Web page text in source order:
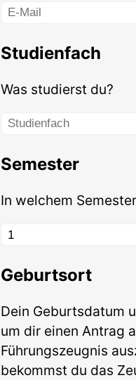
Studienfach
Was studierst du?
Semester
In welchem
Geburtsort
Dein Geburtsdatum
um dir einen Antrag
Führungszeugnis
bekommst du das